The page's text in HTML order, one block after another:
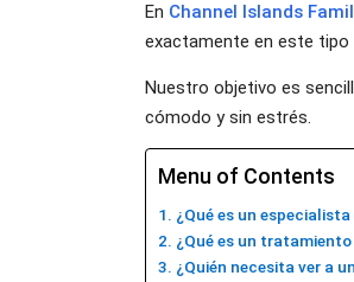
En Channel Islands
exactamente en este tipo
Nuestro objetivo es
cómodo y sin estrés.
Menu of Contents
¿Qué es un
¿Qué es un
¿Quién necesita ver a